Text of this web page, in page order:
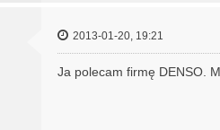
2013-01-20, 19:21
Ja polecam firmę DENSO.